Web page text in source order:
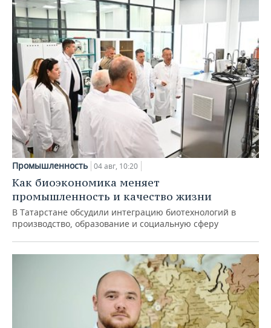
Промышленность 04 авг, 10:20
Как биоэкономика меняет
промышленность и качество жизни
В Татарстане обсудили интеграцию биотехнологий в
производство, образование и социальную сферу